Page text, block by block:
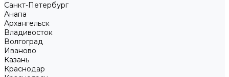
Санкт-Петербург
Анапа
Архангельск
Владивосток
Волгоград
Иваново
Казань
Краснодар